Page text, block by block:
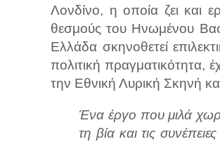
Λονδίνο, η οποία ζει και
θεσμούς του Ηνωμένου
Ελλάδα σκηνοθετεί
πολιτική πραγματικότητα,
την Εθνική Λυρική Σκηνή
Ένα έργο που μιλά
τη βία και τις